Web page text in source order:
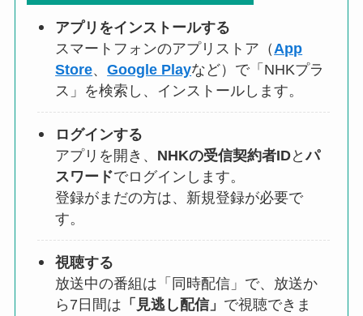
アプリをインストールする
スマートフォンのアプリストア（App
Store、Google Playなど）で「NHKプラ
ス」を検索し、インストールします。
ログインする
アプリを開き、 NHKの受信契約者IDとパ
スワードでログインします。
登録がまだの方は、新規登録が必要で
す。
視聴する
放送中の番組は「同時配信」で、放送か
ら7日間は 「見逃し配信」 で視聴できま